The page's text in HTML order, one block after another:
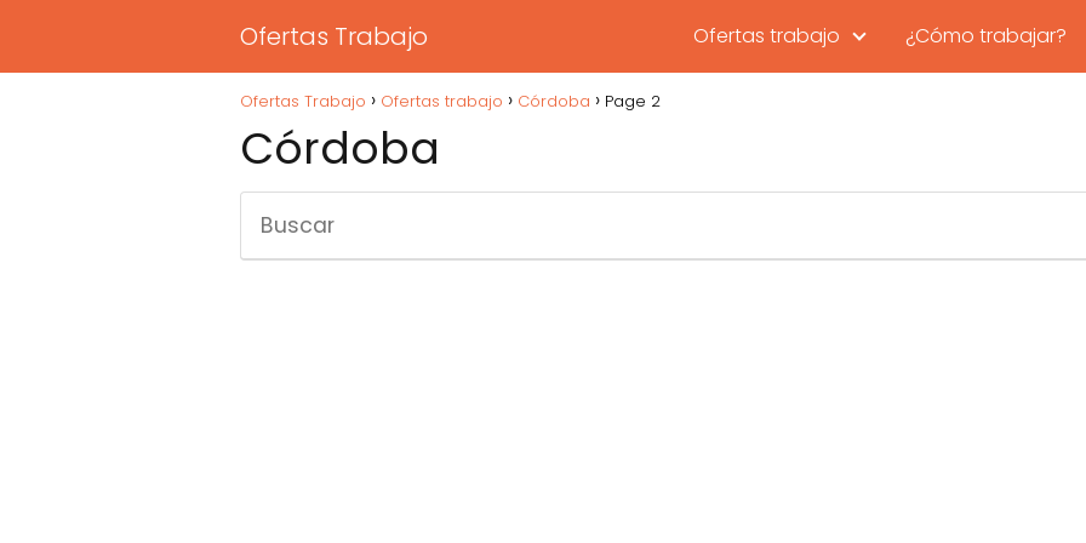
Ofertas Trabajo Ofertas trabajo ¿Cómo trabajar?
Ofertas Trabajo Ofertas trabajo Córdoba Page 2
Córdoba